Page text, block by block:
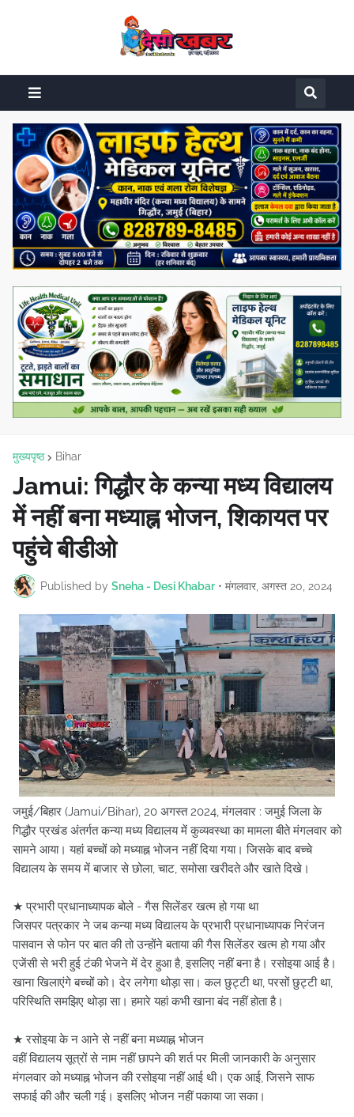
मुख्यपृष्ठ Bihar
Jamui: गिद्धौर के कन्या मध्य विद्यालय
में नहीं बना मध्याह्न भोजन, शिकायत पर
पहुंचे बीडीओ
Published by Sneha - Desi Khabar • मंगलवार, अगस्त 20, 2024
जमुई/बिहार (Jamui/Bihar), 20 अगस्त 2024, मंगलवार : जमुई जिला के
गिद्धौर प्रखंड अंतर्गत कन्या मध्य विद्यालय में कुव्यवस्था का मामला बीते मंगलवार को
सामने आया। यहां बच्चों को मध्याह्न भोजन नहीं दिया गया। जिसके बाद बच्चे
विद्यालय के समय में बाजार से छोला, चाट, समोसा खरीदते और खाते दिखे।
★ प्रभारी प्रधानाध्यापक बोले - गैस सिलेंडर खत्म हो गया था
जिसपर पत्रकार ने जब कन्या मध्य विद्यालय के प्रभारी प्रधानाध्यापक निरंजन
पासवान से फोन पर बात की तो उन्होंने बताया की गैस सिलेंडर खत्म हो गया और
एजेंसी से भरी हुई टंकी भेजने में देर हुआ है, इसलिए नहीं बना है। रसोइया आई है।
खाना खिलाएंगे बच्चों को। देर लगेगा थोड़ा सा। कल छुट्टी था, परसों छुट्टी था,
परिस्थिति समझिए थोड़ा सा। हमारे यहां कभी खाना बंद नहीं होता है।
★ रसोइया के न आने से नहीं बना मध्याह्न भोजन
वहीं विद्यालय सूत्रों से नाम नहीं छापने की शर्त पर मिली जानकारी के अनुसार
मंगलवार को मध्याह्न भोजन की रसोइया नहीं आई थी। एक आई, जिसने साफ
सफाई की और चली गई। इसलिए भोजन नहीं पकाया जा सका।